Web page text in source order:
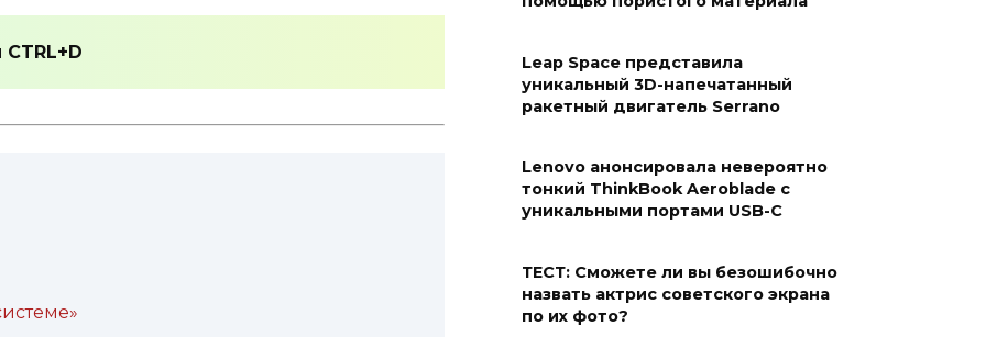
CTRL+D
Leap Space представила
уникальный 3D-напечатанный
ракетный двигатель Serrano
Lenovo анонсировала невероятно
тонкий ThinkBook Aeroblade с
уникальными портами USB-C
ТЕСТ: Сможете ли вы безошибочно
назвать актрис советского экрана
по их фото?